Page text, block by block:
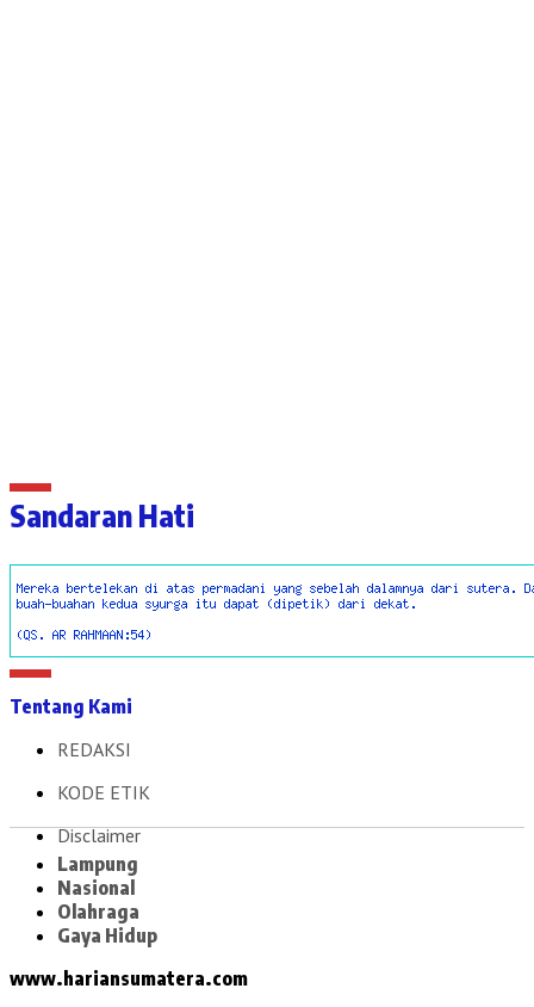
Sandaran Hati
Tentang Kami
REDAKSI
KODE ETIK
Disclaimer
Lampung
Nasional
Olahraga
Gaya Hidup
www.hariansumatera.com